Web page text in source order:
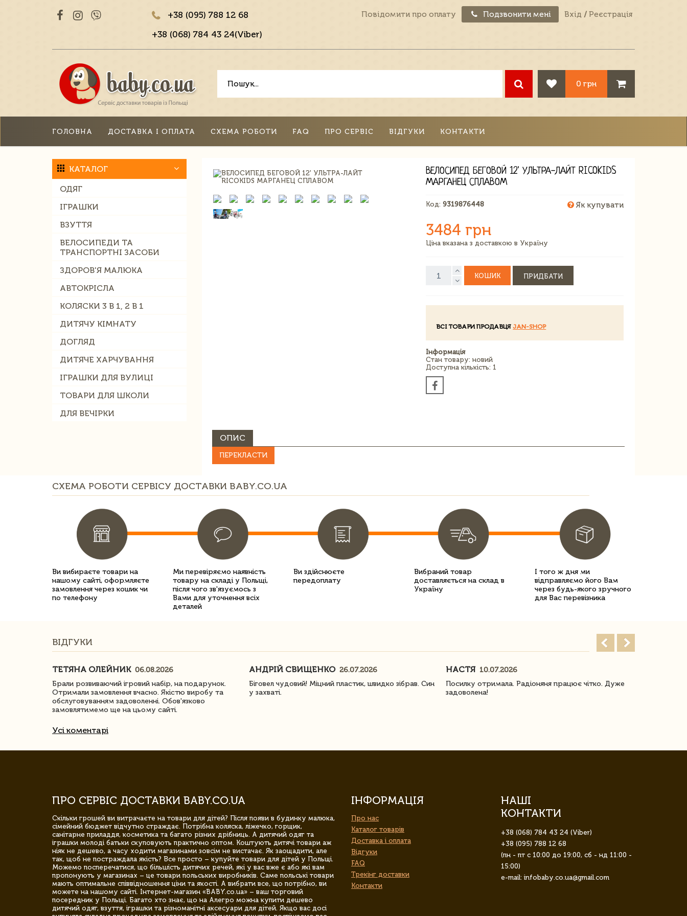
+38 (095) 788 12 68
+38 (068) 784 43 24(Viber)
Повідомити про оплату Подзвонити мені Вхід / Реєстрація
0 грн
ГОЛОВНА ДОСТАВКА І ОПЛАТА СХЕМА РОБОТИ FAQ ПРО СЕРВІС ВІДГУКИ КОНТАКТИ
КАТАЛОГ
ОДЯГ
ІГРАШКИ
ВЗУТТЯ
ВЕЛОСИПЕДИ ТА
ТРАНСПОРТНІ ЗАСОБИ
ЗДОРОВ'Я МАЛЮКА
АВТОКРІСЛА
КОЛЯСКИ 3 В 1, 2 В 1
ДИТЯЧУ КІМНАТУ
ДОГЛЯД
ДИТЯЧЕ ХАРЧУВАННЯ
ІГРАШКИ ДЛЯ ВУЛИЦІ
ТОВАРИ ДЛЯ ШКОЛИ
ДЛЯ ВЕЧІРКИ
ВЕЛОСИПЕД БЕГОВОЙ 12' УЛЬТРА-ЛАЙТ RICOKIDS
МАРГАНЕЦ СПЛАВОМ
Код:9319876448 Як купувати
3484 грн
Ціна вказана з доставкою в Україну
КОШИК ПРИДБАТИ
ВСІ ТОВАРИ ПРОДАВЦЯJAN-SHOP
Інформація
Стан товару: новий
Доступна кількість: 1
ОПИС
ПЕРЕКЛАСТИ
СХЕМА РОБОТИ СЕРВІСУ ДОСТАВКИ BABY.CO.UA
Ви вибираєте товари на
нашому сайті, оформляєте
замовлення через кошик чи
по телефону
Ми перевіряємо наявність
товару на складі у Польщі,
після чого зв'язуємось з
Вами для уточнення всіх
деталей
Ви здійснюєте
передоплату
Вибраний товар
доставляється на склад в
Україну
І того ж дня ми
відправляємо його Вам
через будь-якого зручного
для Вас перевізника
ВІДГУКИ
ТЕТЯНА ОЛЕЙНИК 06.08.2026
Брали розвиваючий ігровий набір, на подарунок.
Отримали замовлення вчасно. Якістю виробу та
обслуговуванням задоволенні. Обов'язково
замовлятимемо ще на цьому сайті.
АНДРІЙ СВИЩЕНКО 26.07.2026
Біговел чудовий! Міцний пластик, швидко зібрав. Син
у захваті.
НАСТЯ 10.07.2026
Посилку отримала. Радіоняня працює чітко. Дуже
задоволена!
Усі коментарі
ПРО СЕРВІС ДОСТАВКИ BABY.CO.UA
Скільки грошей ви витрачаєте на товари для дітей? Після появи в будинку малюка,
сімейний бюджет відчутно страждає. Потрібна коляска, ліжечко, горщик,
санітарне приладдя, косметика та багато різних дрібниць. А дитячий одяг та
іграшки молоді батьки скуповують практично оптом. Коштують дитячі товари аж
ніяк не дешево, а часу ходити магазинами зовсім не вистачає. Як заощадити, але
так, щоб не постраждала якість? Все просто – купуйте товари для дітей у Польщі.
Можемо посперечатися, що більшість дитячих речей, які у вас вже є або які вам
пропонують у магазинах – це товари польських виробників. Саме польські товари
мають оптимальне співвідношення ціни та якості. А вибрати все, що потрібно, ви
можете на нашому сайті. Інтернет-магазин «BABY.co.ua» – ваш торговий
посередник у Польщі. Багато хто знає, що на Алегро можна купити дешево
дитячий одяг, взуття, іграшки та різноманітні аксесуари для дітей. Якщо вас досі
ІНФОРМАЦІЯ
Про нас
Каталог товарів
Доставка і оплата
Відгуки
FAQ
Трекінг доставки
Контакти
НАШІ
КОНТАКТИ
+38 (068) 784 43 24 (Viber)
+38 (095) 788 12 68
(пн - пт с 10:00 до 19:00, сб - нд 11:00 -
15:00)
e-mail: infobaby.co.ua@gmail.com